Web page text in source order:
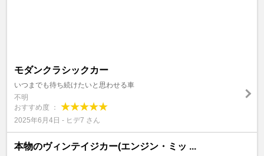
モダンクラシックカー
いつまでも待ち続けたいと思わせる車
不明
おすすめ度 ：
2025年6月4日 - ヒデ7 さん
本物のヴィンテイジカー(エンジン・ミッ ...